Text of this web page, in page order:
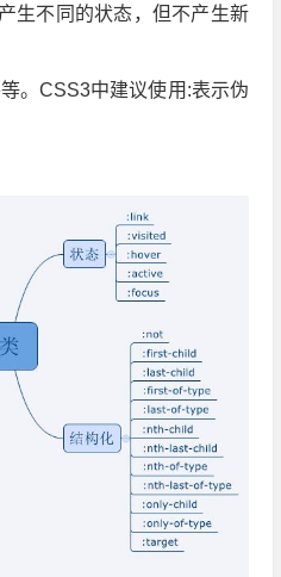
生不同的状态，但不产生新
。CSS3中建议使用:表示伪